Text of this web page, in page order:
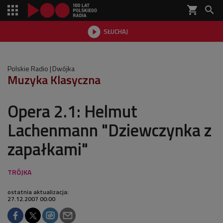
shopping_cart 
 SŁUCHAJ

Polskie Radio Dwójka
Muzyka Klasyczna
Opera 2.1: Helmut
Lachenmann "Dziewczynka z
zapałkami"
ostatnia aktualizacja:
27.12.2007 00:00